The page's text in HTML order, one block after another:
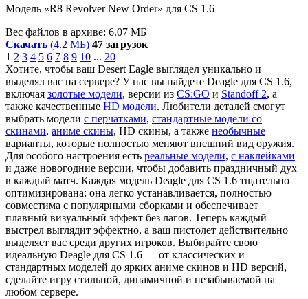
Модель «R8 Revolver New Order» для CS 1.6
Вес файлов в архиве: 6.07 МБ
Скачать (4.2 МБ) 47 загрузок
1 2 3 4 5 6 7 8 9 10 ... 20
Хотите, чтобы ваш Desert Eagle выглядел уникально и
выделял вас на сервере? У нас вы найдете Deagle для CS 1.6,
включая золотые модели, версии из CS:GO и Standoff 2, а
также качественные HD модели. Любители деталей смогут
выбрать модели с перчатками, стандартные модели со
скинами, аниме скины, HD скины, а также необычные
варианты, которые полностью меняют внешний вид оружия.
Для особого настроения есть реальные модели, с наклейками
и даже новогодние версии, чтобы добавить праздничный дух
в каждый матч. Каждая модель Deagle для CS 1.6 тщательно
оптимизирована: она легко устанавливается, полностью
совместима с популярными сборками и обеспечивает
плавный визуальный эффект без лагов. Теперь каждый
выстрел выглядит эффектно, а ваш пистолет действительно
выделяет вас среди других игроков. Выбирайте свою
идеальную Deagle для CS 1.6 — от классических и
стандартных моделей до ярких аниме скинов и HD версий,
сделайте игру стильной, динамичной и незабываемой на
любом сервере.